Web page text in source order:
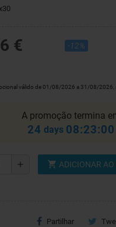
€ -12%
válido de 01/08/2026 a 31/08/2026,
A promoção termina
24 days 08:23:00
add shopping_cart ADICIONAR
Partilhar